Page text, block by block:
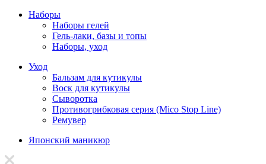
Наборы
Наборы гелей
Гель-лаки, базы и топы
Наборы, уход
Уход
Бальзам для кутикулы
Воск для кутикулы
Сыворотка
Противогрибковая серия (Mico Stop Line)
Ремувер
Японский маникюр